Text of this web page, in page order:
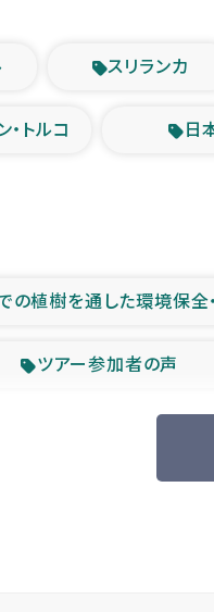
スリランカ
・トルコ 日
の植樹を通した環境保全
ツアー参加者の声
緊急救援の時代
東ティモール豪雨緊急支援